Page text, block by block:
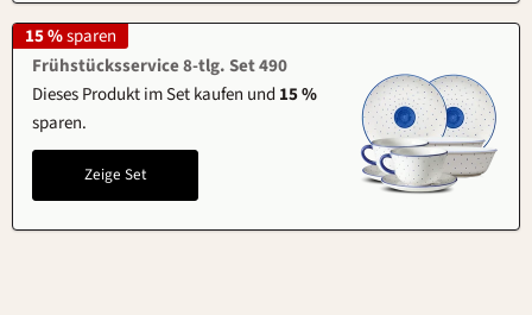
Frühstücksservice 8-tlg. Set 490
Dieses Produkt im Set kaufen und 15 %
sparen.
Zeige Set
15 %sparen